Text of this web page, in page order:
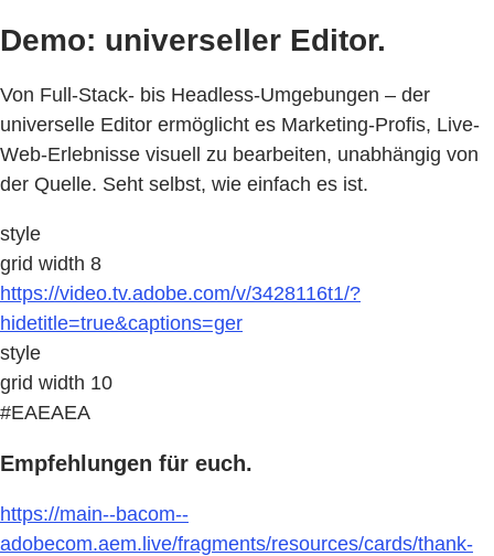
Demo: universeller Editor.
Von Full-Stack- bis Headless-Umgebungen – der
universelle Editor ermöglicht es Marketing-Profis, Live-
Web-Erlebnisse visuell zu bearbeiten, unabhängig von
der Quelle. Seht selbst, wie einfach es ist.
style
grid width 8
https://video.tv.adobe.com/v/3428116t1/?
hidetitle=true&captions=ger
style
grid width 10
#EAEAEA
Empfehlungen für euch.
https://main--bacom--
adobecom.aem.live/fragments/resources/cards/thank-